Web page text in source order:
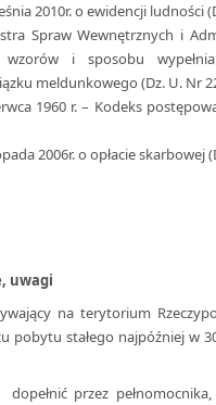
2010r. o ewidencji ludności
Spraw Wewnętrznych i
wzorów i sposobu
meldunkowego (Dz. U. Nr
1960 r. – Kodeks
2006r. o opłacie skarbowej
uwagi
na terytorium
pobytu stałego najpóźniej w
przez